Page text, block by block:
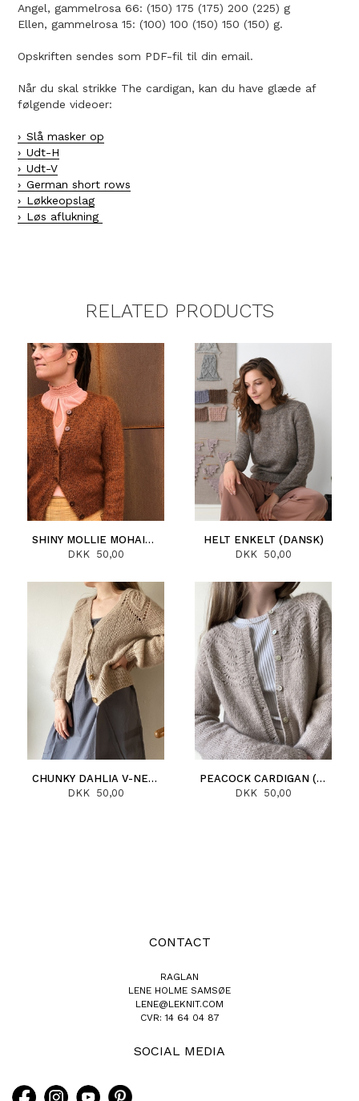
Angel, gammelrosa 66: (150) 175 (175) 200 (225) g
Ellen, gammelrosa 15: (100) 100 (150) 150 (150) g.
Opskriften sendes som PDF-fil til din email.
Når du skal strikke The cardigan, kan du have glæde af
følgende videoer:
Slå masker op
Udt-H
Udt-V
German short rows
Løkkeopslag
Løs aflukning
RELATED PRODUCTS
SHINY MOLLIE MOHAIR (DANSK)
DKK 50,00
HELT ENKELT (DANSK)
DKK 50,00
CHUNKY DAHLIA V-NECK CARDIGAN (DANSK)
DKK 50,00
PEACOCK CARDIGAN (DANSK)
DKK 50,00
CONTACT
RAGLAN
LENE HOLME SAMSØE
LENE@LEKNIT.COM
CVR: 14 64 04 87
SOCIAL MEDIA